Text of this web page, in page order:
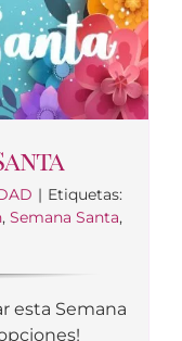
| Etiquetas:
, Semana Santa,
esta Semana